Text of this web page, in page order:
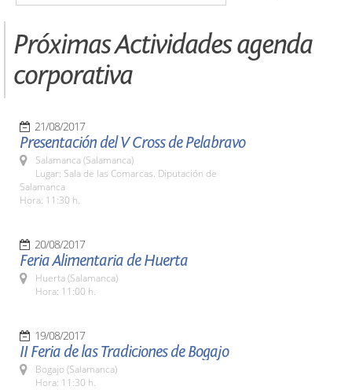
Próximas Actividades agenda
corporativa
21/08/2017
Presentación del V Cross de Pelabravo
Salamanca (Salamanca)
Lugar: Sala de las Comarcas. Diputación de
Salamanca
Hora: 11:30 h.
20/08/2017
Feria Alimentaria de Huerta
Huerta (Salamanca)
Hora: 11:00 h.
19/08/2017
II Feria de las Tradiciones de Bogajo
Bogajo (Salamanca)
Hora: 11:30 h.